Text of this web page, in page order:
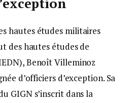
hautes études militaires
des hautes études de
Benoît Villeminoz
d’officiers d’exception. Sa
GIGN s’inscrit dans la